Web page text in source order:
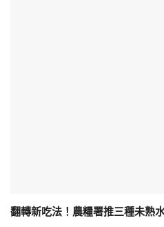
翻轉新吃法！農糧署推三種未熟